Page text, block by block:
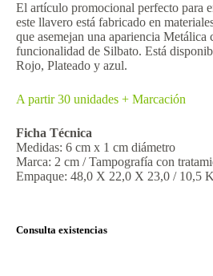
El artículo promocional perfecto para
este llavero está fabricado en
que asemejan una apariencia Metálica
funcionalidad de Silbato. Está
Rojo, Plateado y azul.
A partir 30 unidades + Marcación
Ficha Técnica
Medidas: 6 cm x 1 cm diámetro
Marca: 2 cm / Tampografía con
Empaque: 48,0 X 22,0 X 23,0 / 10,5
Consulta existencias